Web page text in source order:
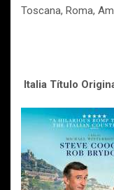
Toscana, Roma,
Italia Título